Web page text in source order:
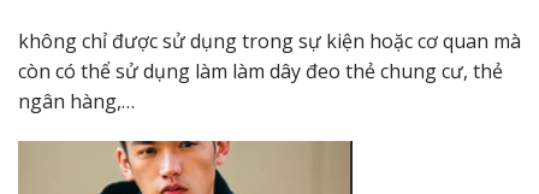
không chỉ được sử dụng trong sự kiện hoặc cơ quan mà
còn có thể sử dụng làm làm dây đeo thẻ chung cư, thẻ
ngân hàng,…